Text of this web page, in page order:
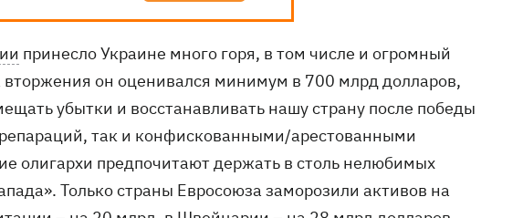
принесло Украине много горя, в том числе и огромный
он оценивался минимум в 700 млрд долларов,
убытки и восстанавливать нашу страну после победы
так и конфискованными/арестованными
олигархи предпочитают держать в столь нелюбимых
Только страны Евросоюза заморозили активов на